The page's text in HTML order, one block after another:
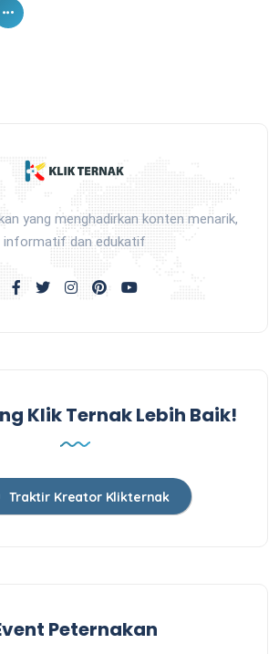
yang menghadirkan konten menarik,
informatif dan edukatif
Klik Ternak Lebih Baik!
Traktir Kreator Klikternak
Peternakan